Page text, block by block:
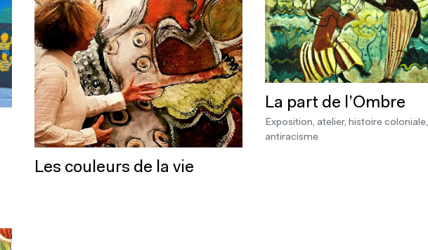
Les couleurs de la vie
La part de l’Ombre
Exposition, atelier, histoire coloniale,
antiracisme